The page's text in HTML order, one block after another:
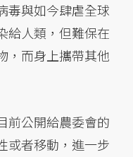
毒與如今肆虐全球
給人類，但難保在
，而身上攜帶其他
前公開給農委會的
或者移動，進一步